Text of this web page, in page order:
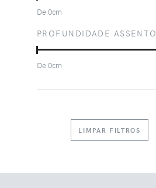
De0cm
PROFUNDIDADE ASSENTO
De0cm
LIMPAR FILTROS